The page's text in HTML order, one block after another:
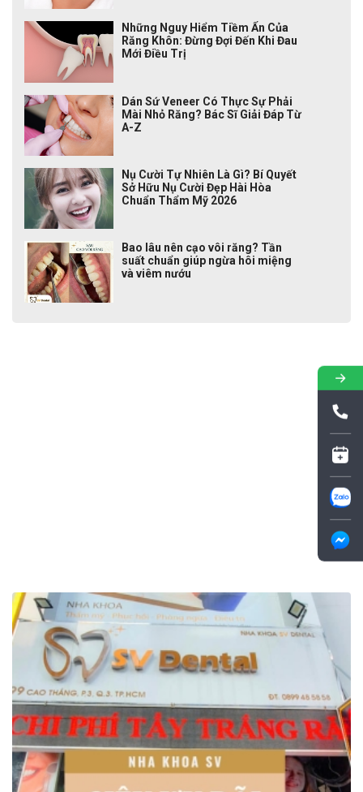
Những Nguy Hiểm Tiềm Ẩn Của
Răng Khôn: Đừng Đợi Đến Khi Đau
Mới Điều Trị
Dán Sứ Veneer Có Thực Sự Phải
Mài Nhỏ Răng? Bác Sĩ Giải Đáp Từ
A-Z
Nụ Cười Tự Nhiên Là Gì? Bí Quyết
Sở Hữu Nụ Cười Đẹp Hài Hòa
Chuẩn Thẩm Mỹ 2026
Bao lâu nên cạo vôi răng? Tần
suất chuẩn giúp ngừa hôi miệng
và viêm nướu